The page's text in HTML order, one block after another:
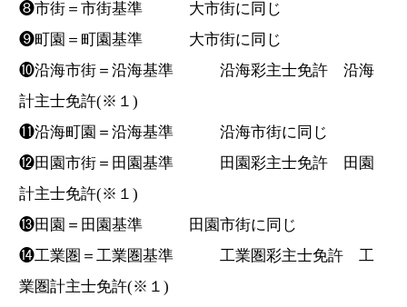
❽市街＝市街基準 大市街に同じ
❾町園＝町園基準 大市街に同じ
❿沿海市街＝沿海基準 沿海彩主士免許 沿海
計主士免許(※１)
⓫沿海町園＝沿海基準 沿海市街に同じ
⓬田園市街＝田園基準 田園彩主士免許 田園
計主士免許(※１)
⓭田園＝田園基準 田園市街に同じ
⓮工業圏＝工業圏基準 工業圏彩主士免許 工
業圏計主士免許(※１)